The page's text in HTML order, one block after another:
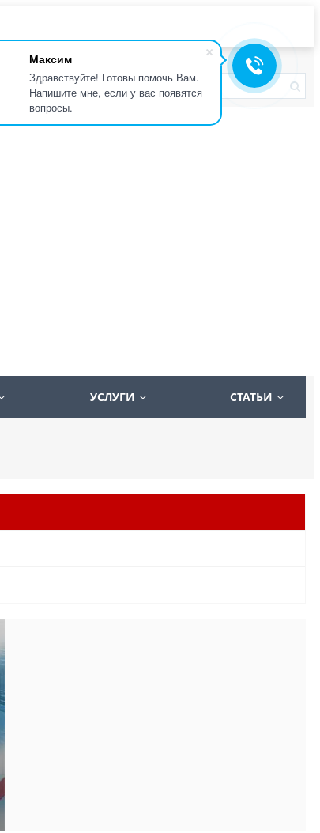
Максим
Здравствуйте! Готовы помочь Вам.
Напишите мне, если у вас появятся
вопросы.
УСЛУГИ СТАТЬИ